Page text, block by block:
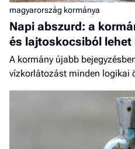
magyarország kormánya
Napi abszurd: a
és lajtoskocsiból
A kormány újabb
vízkorlátozást minden logikai